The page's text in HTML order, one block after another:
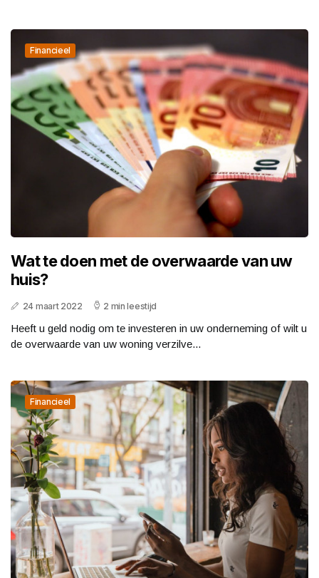
Financieel
Wat te doen met de overwaarde van uw
huis?
24 maart 2022 2 min leestijd
Heeft u geld nodig om te investeren in uw onderneming of wilt u
de overwaarde van uw woning verzilve...
Financieel